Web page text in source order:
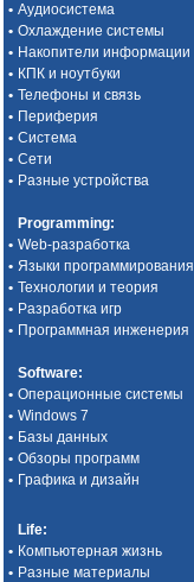
• Аудиосистема
• Охлаждение системы
• Накопители информации
• КПК и ноутбуки
• Телефоны и связь
• Периферия
• Система
• Сети
• Разные устройства
Programming:
• Web-разработка
• Языки программирования
• Технологии и теория
• Разработка игр
• Программная инженерия
Software:
• Операционные системы
• Windows 7
• Базы данных
• Обзоры программ
• Графика и дизайн
Life:
• Компьютерная жизнь
• Разные материалы